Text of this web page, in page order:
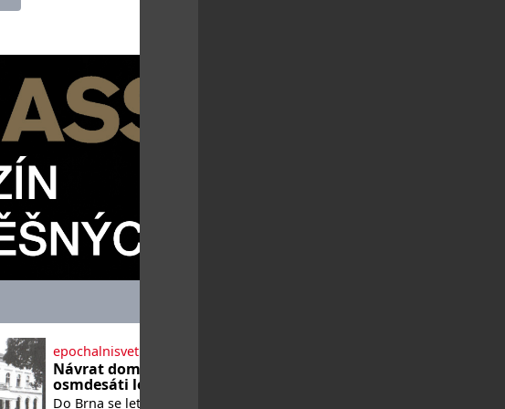
epochalnisvet.cz
Návrat domů po
osmdesáti letech
Do Brna se letos vrátí